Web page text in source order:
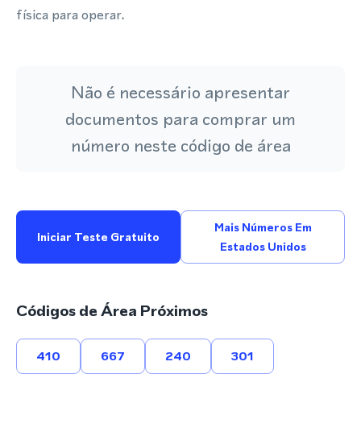
física para operar.
Não é necessário apresentar
documentos para comprar um
número neste código de área
Iniciar Teste Gratuito
Mais Números Em
Estados Unidos
Códigos de Área Próximos
410 667 240 301